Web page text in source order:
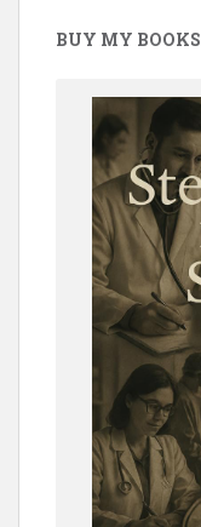
BUY MY BOOKS